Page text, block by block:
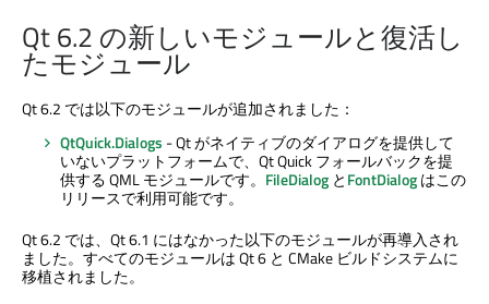
Qt 6.2 の新しいモジュールと復活し
たモジュール
Qt 6.2 では以下のモジュールが追加されました：
QtQuick.Dialogs - Qt がネイティブのダイアログを提供して
いないプラットフォームで、 Qt Quickフォールバックを提
供する QML モジュールです。 FileDialog とFontDialogはこの
リリースで利用可能です。
Qt 6.2 では、Qt 6.1 にはなかった以下のモジュールが再導入され
ました。すべてのモジュールは Qt 6 と CMake ビルドシステムに
移植されました。